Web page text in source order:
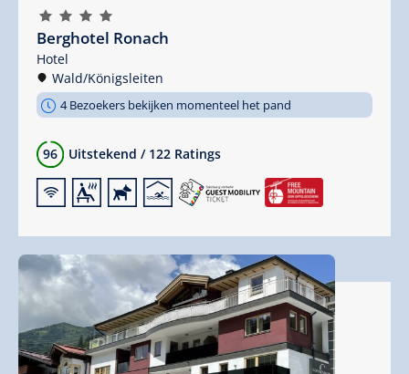
🞙 🞙 🞙 🞙
Berghotel Ronach
Hotel
Wald/Königsleiten
4 Bezoekers bekijken momenteel het pand
96 Uitstekend / 122 Ratings
🜉🗔🔮🅤